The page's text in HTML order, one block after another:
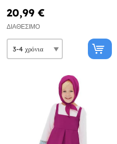
20,99 €
ΔΙΑΘΈΣΙΜΟ